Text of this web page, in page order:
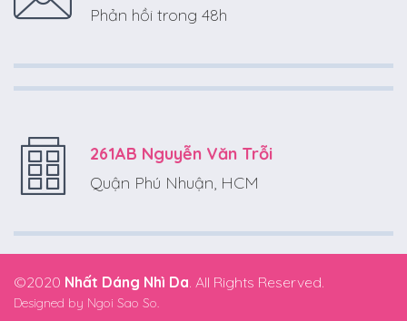
Phản hồi trong 48h
261AB Nguyễn Văn Trỗi
Quận Phú Nhuận, HCM
©2020 Nhất Dáng Nhì Da. All Rights Reserved.
Designed by Ngoi Sao So.